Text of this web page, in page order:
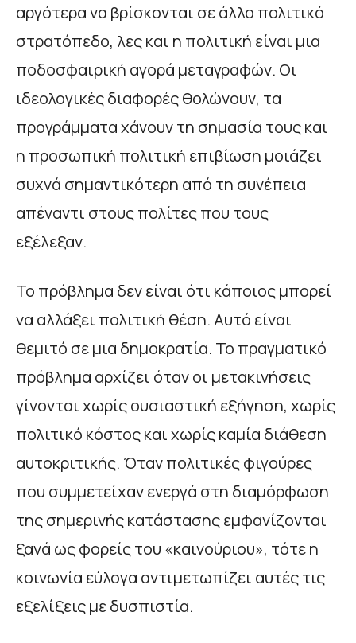
αργότερα να βρίσκονται σε άλλο πολιτικό
στρατόπεδο, λες και η πολιτική είναι μια
ποδοσφαιρική αγορά μεταγραφών. Οι
ιδεολογικές διαφορές θολώνουν, τα
προγράμματα χάνουν τη σημασία τους και
η προσωπική πολιτική επιβίωση μοιάζει
συχνά σημαντικότερη από τη συνέπεια
απέναντι στους πολίτες που τους
εξέλεξαν.
Το πρόβλημα δεν είναι ότι κάποιος μπορεί
να αλλάξει πολιτική θέση. Αυτό είναι
θεμιτό σε μια δημοκρατία. Το πραγματικό
πρόβλημα αρχίζει όταν οι μετακινήσεις
γίνονται χωρίς ουσιαστική εξήγηση, χωρίς
πολιτικό κόστος και χωρίς καμία διάθεση
αυτοκριτικής. Όταν πολιτικές φιγούρες
που συμμετείχαν ενεργά στη διαμόρφωση
της σημερινής κατάστασης εμφανίζονται
ξανά ως φορείς του «καινούριου», τότε η
κοινωνία εύλογα αντιμετωπίζει αυτές τις
εξελίξεις με δυσπιστία.